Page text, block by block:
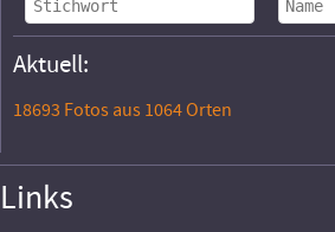
Aktuell:
18693 Fotos aus 1064 Orten
Links